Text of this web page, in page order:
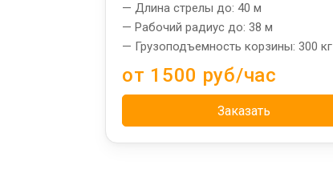
— Длина стрелы до: 40 м
— Рабочий радиус до: 38 м
— Грузоподъемность корзины: 300 кг
от 1500 руб/час
Заказать